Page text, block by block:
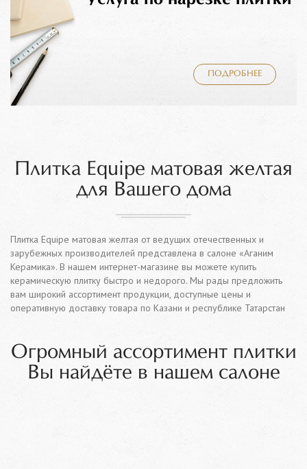
ПОДРОБНЕЕ
Плитка Equipe матовая желтая
для Вашего дома
Плитка Equipe матовая желтая от ведущих отечественных и
зарубежных производителей представлена в салоне «Аганим
Керамика». В нашем интернет-магазине вы можете купить
керамическую плитку быстро и недорого. Мы рады предложить
вам широкий ассортимент продукции, доступные цены и
оперативную доставку товара по Казани и республике Татарстан
Огромный ассортимент плитки
Вы найдёте в нашем салоне